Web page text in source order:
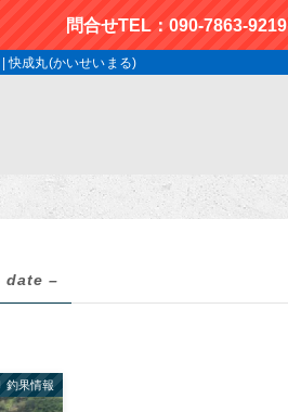
問合せTEL：090-7863-9219
快成丸(かいせいまる)
date –
釣果情報